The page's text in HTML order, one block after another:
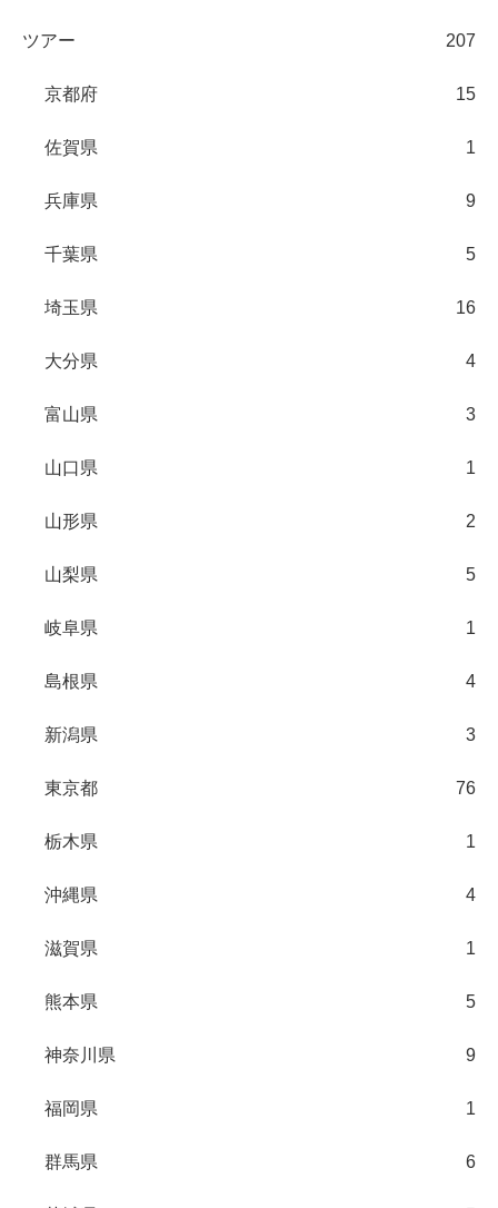
ツアー 207
京都府 15
佐賀県 1
兵庫県 9
千葉県 5
埼玉県 16
大分県 4
富山県 3
山口県 1
山形県 2
山梨県 5
岐阜県 1
島根県 4
新潟県 3
東京都 76
栃木県 1
沖縄県 4
滋賀県 1
熊本県 5
神奈川県 9
福岡県 1
群馬県 6